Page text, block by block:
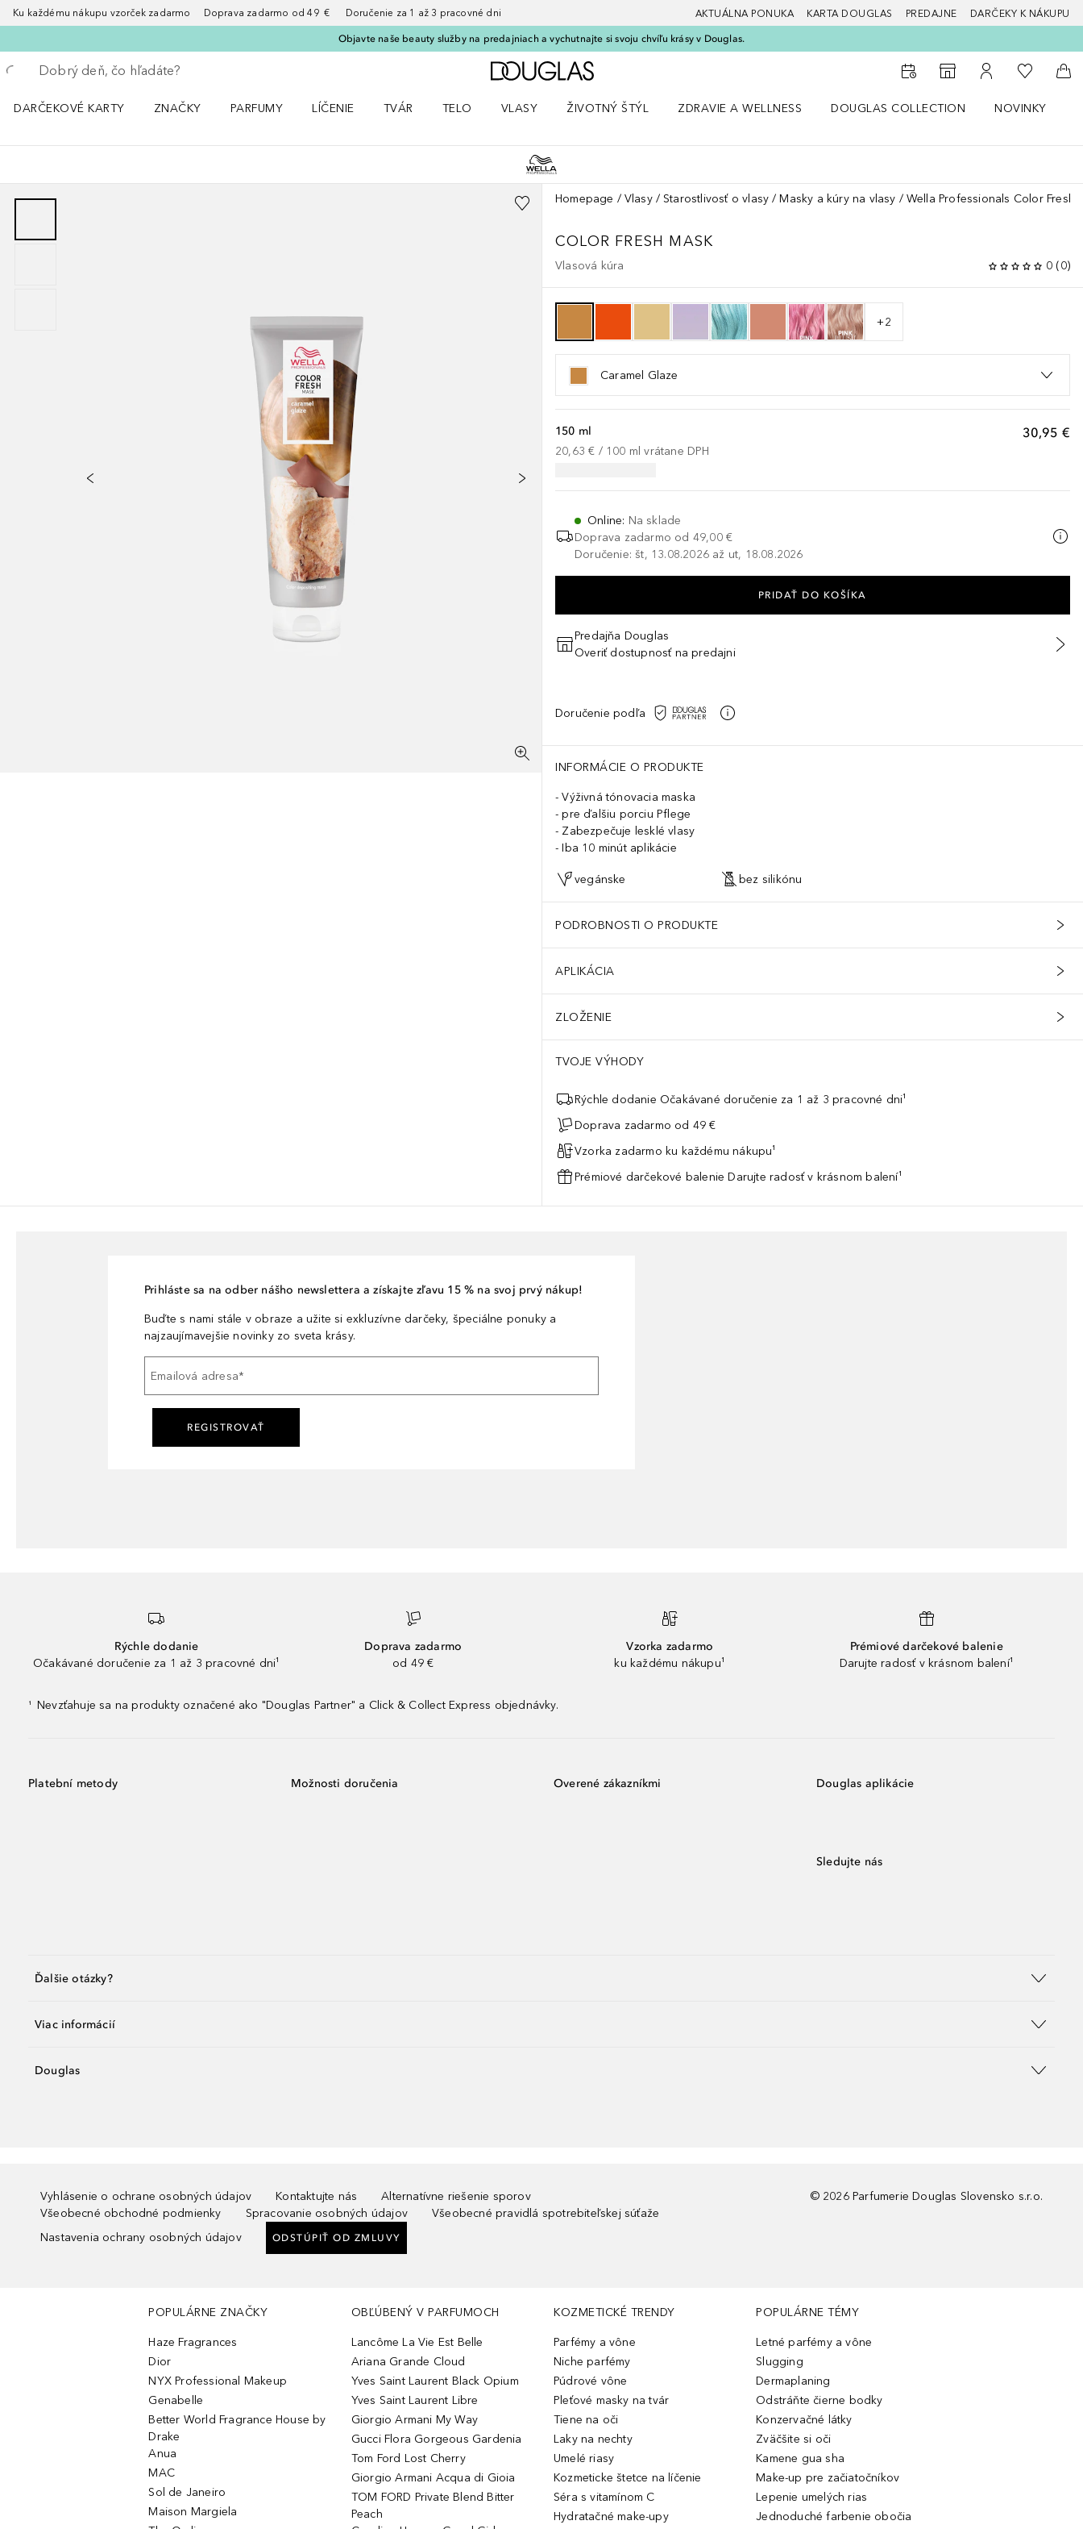
Ku každému nákupu vzorček zadarmo Doprava zadarmo od 49 € Doručenie za 1 až 3 pracovné dni AKTUÁLNA PONUKA KARTA DOUGLAS PREDAJNE DARČEKY K NÁKUPU
Objavte naše beauty služby na predajniach a vychutnajte si svoju chvíľu krásy v Douglas.
Choď späť
Vykonajte vyhľadávanie
Domov
Do vyhľadávača predajní
Do môjho účtu
Do môjho
Do
DARČEKOVÉ KARTY
ZNAČKY
PARFUMY
LÍČENIE
TVÁR
TELO
VLASY
ŽIVOTNÝ ŠTÝL
ZDRAVIE A WELLNESS
DOUGLAS COLLECTION
NOVINKY
Homepage Vlasy Starostlivosť o vlasy Masky a kúry na vlasy Wella Professionals Color Fresh
COLOR FRESH MASK
Vlasová kúra 0 (0)
+2
Caramel Glaze
30,95 €
150 ml
20,63 € / 100 ml vrátane DPH
Online: Na sklade
Doprava zadarmo od 49,00 €
Doručenie: št, 13.08.2026 až ut, 18.08.2026
PRIDAŤ DO KOŠÍKA
Predajňa Douglas
Overiť dostupnosť na predajni
Doručenie podľa
INFORMÁCIE O PRODUKTE
Výživná tónovacia maska
pre ďalšiu porciu Pflege
Zabezpečuje lesklé vlasy
Iba 10 minút aplikácie
vegánske bez silikónu
PODROBNOSTI O PRODUKTE
APLIKÁCIA
ZLOŽENIE
TVOJE VÝHODY
Rýchle dodanie Očakávané doručenie za 1 až 3 pracovné dni¹
Doprava zadarmo od 49 €
Vzorka zadarmo ku každému nákupu¹
Prémiové darčekové balenie Darujte radosť v krásnom balení¹
Prihláste sa na odber nášho newslettera a získajte zľavu 15 % na svoj prvý nákup!
Buďte s nami stále v obraze a užite si exkluzívne darčeky, špeciálne ponuky a
najzaujímavejšie novinky zo sveta krásy.
Emailová adresa*
REGISTROVAŤ
Rýchle dodanie
Očakávané doručenie za 1 až 3 pracovné dni¹
Doprava zadarmo
od 49 €
Vzorka zadarmo
ku každému nákupu¹
Prémiové darčekové balenie
Darujte radosť v krásnom balení¹
¹ Nevzťahuje sa na produkty označené ako "Douglas Partner" a Click & Collect Express objednávky.
Platební metody Možnosti doručenia Overené zákazníkmi Douglas aplikácie
Sledujte nás
Ďalšie otázky?
Viac informácií
Douglas
Vyhlásenie o ochrane osobných údajov Kontaktujte nás
Alternatívne riešenie sporov
Všeobecné obchodné podmienky
Spracovanie osobných údajov
Všeobecné pravidlá spotrebiteľskej súťaže
Nastavenia ochrany osobných údajov
ODSTÚPIŤ OD ZMLUVY
© 2026 Parfumerie Douglas Slovensko s.r.o.
POPULÁRNE ZNAČKY
Haze Fragrances
Dior
NYX Professional Makeup
Genabelle
Better World Fragrance House by
Drake
Anua
MAC
Sol de Janeiro
Maison Margiela
OBĽÚBENÝ V PARFUMOCH
Lancôme La Vie Est Belle
Ariana Grande Cloud
Yves Saint Laurent Black Opium
Yves Saint Laurent Libre
Giorgio Armani My Way
Gucci Flora Gorgeous Gardenia
Tom Ford Lost Cherry
Giorgio Armani Acqua di Gioia
TOM FORD Private Blend Bitter
Peach
KOZMETICKÉ TRENDY
Parfémy a vône
Niche parfémy
Púdrové vône
Pleťové masky na tvár
Tiene na oči
Laky na nechty
Umelé riasy
Kozmeticke štetce na líčenie
Séra s vitamínom C
Hydratačné make-upy
POPULÁRNE TÉMY
Letné parfémy a vône
Slugging
Dermaplaning
Odstráňte čierne bodky
Konzervačné látky
Zväčšite si oči
Kamene gua sha
Make-up pre začiatočníkov
Lepenie umelých rias
Jednoduché farbenie obočia